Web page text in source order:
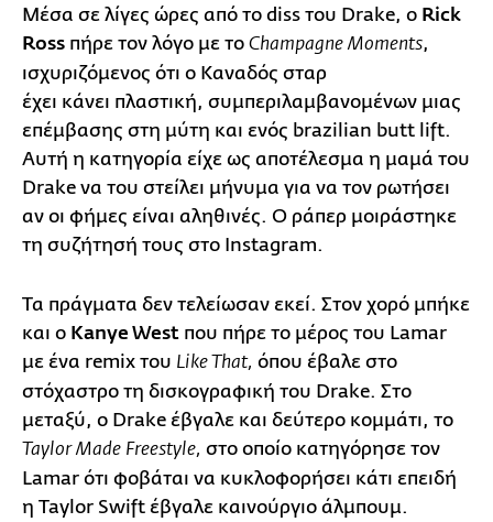
Μέσα σε λίγες ώρες από το diss του Drake, ο Rick
Ross πήρε τον λόγο με το Champagne Moments,
ισχυριζόμενος ότι ο Καναδός σταρ
έχει κάνει πλαστική, συμπεριλαμβανομένων μιας
επέμβασης στη μύτη και ενός brazilian butt lift.
Αυτή η κατηγορία είχε ως αποτέλεσμα η μαμά του
Drake να του στείλει μήνυμα για να τον ρωτήσει
αν οι φήμες είναι αληθινές. Ο ράπερ μοιράστηκε
τη συζήτησή τους στο Instagram.
Τα πράγματα δεν τελείωσαν εκεί. Στον χορό μπήκε
και ο Kanye West που πήρε το μέρος του Lamar
με ένα remix του Like That, όπου έβαλε στο
στόχαστρο τη δισκογραφική του Drake. Στο
μεταξύ, ο Drake έβγαλε και δεύτερο κομμάτι, το
Taylor Made Freestyle, στο οποίο κατηγόρησε τον
Lamar ότι φοβάται να κυκλοφορήσει κάτι επειδή
η Taylor Swift έβγαλε καινούργιο άλμπουμ.